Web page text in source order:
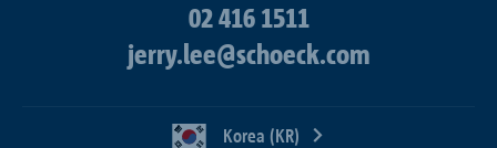
02 416 1511
jerry.lee@schoeck.com
Korea (KR)